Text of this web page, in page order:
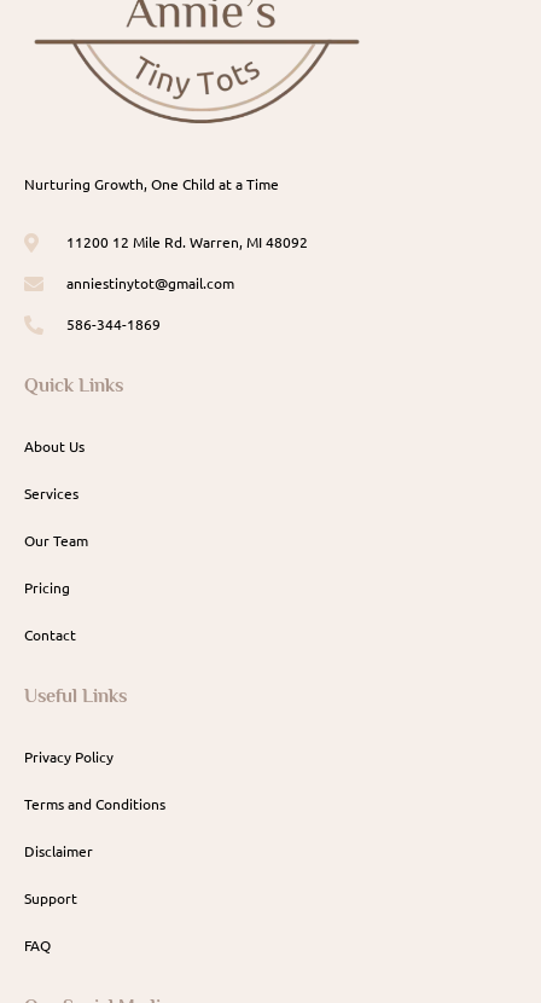
Nurturing Growth, One Child at a Time
11200 12 Mile Rd. Warren, MI 48092
anniestinytot@gmail.com
586-344-1869
Quick Links
About Us
Services
Our Team
Pricing
Contact
Useful Links
Privacy Policy
Terms and Conditions
Disclaimer
Support
FAQ